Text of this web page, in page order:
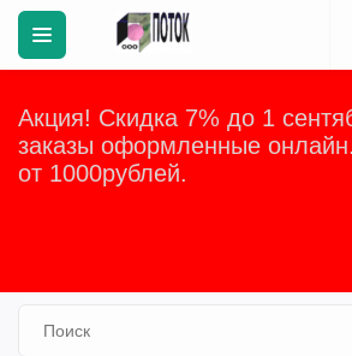
Акция! Скидка 7% до 1
заказы оформленные
от 1000рублей.